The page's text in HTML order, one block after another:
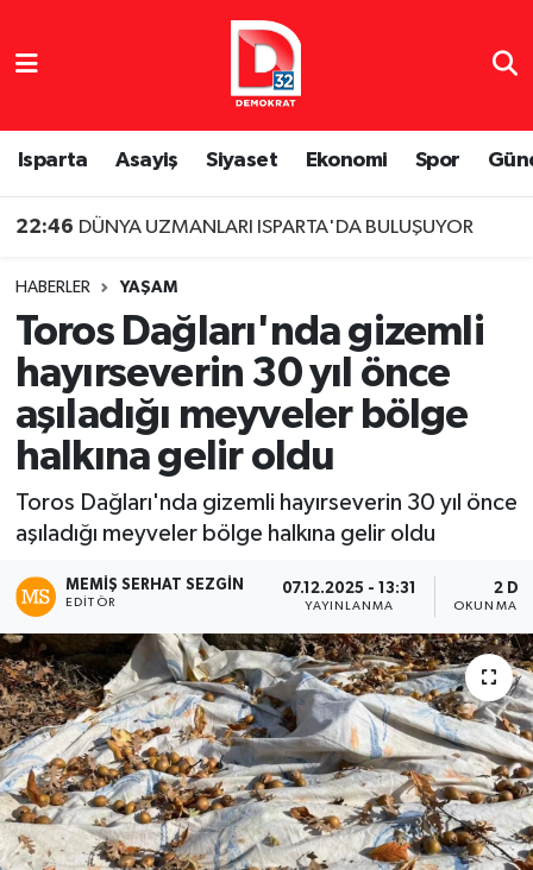
Isparta Asayiş Siyaset Ekonomi Spor
22:46 DÜNYA UZMANLARI ISPARTA'DA BULUŞUYOR
HABERLER YAŞAM
Toros Dağları'nda gizemli
hayırseverin 30 yıl önce
aşıladığı meyveler bölge
halkına gelir oldu
Toros Dağları'nda gizemli hayırseverin 30 yıl önce
aşıladığı meyveler bölge halkına gelir oldu
MEMIŞ SERHAT SEZGIN
EDITÖR
07.12.2025 - 13:31
YAYINLANMA
2 DK
OKUNMA
Isparta Nöbetçi Eczaneler
Isparta Hava Durumu
Isparta Namaz Vakitleri
Süper Lig Puan Durumu ve Fikstür
Tüm Manşetler
Son Dakika Haberleri
Haber Arşivi